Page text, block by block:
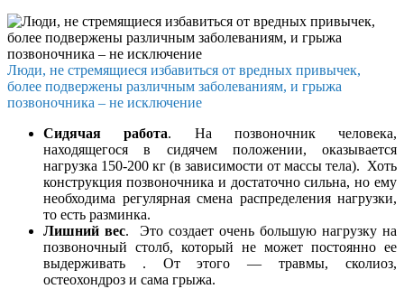
Люди, не стремящиеся избавиться от вредных привычек,
более подвержены различным заболеваниям, и грыжа
позвоночника – не исключение
Сидячая работа. На позвоночник человека,
находящегося в сидячем положении, оказывается
нагрузка 150-200 кг (в зависимости от массы тела). Хоть
конструкция позвоночника и достаточно сильна, но ему
необходима регулярная смена распределения нагрузки,
то есть разминка.
Лишний вес. Это создает очень большую нагрузку на
позвоночный столб, который не может постоянно ее
выдерживать . От этого — травмы, сколиоз,
остеохондроз и сама грыжа.